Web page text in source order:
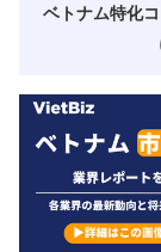
ベトナム特化